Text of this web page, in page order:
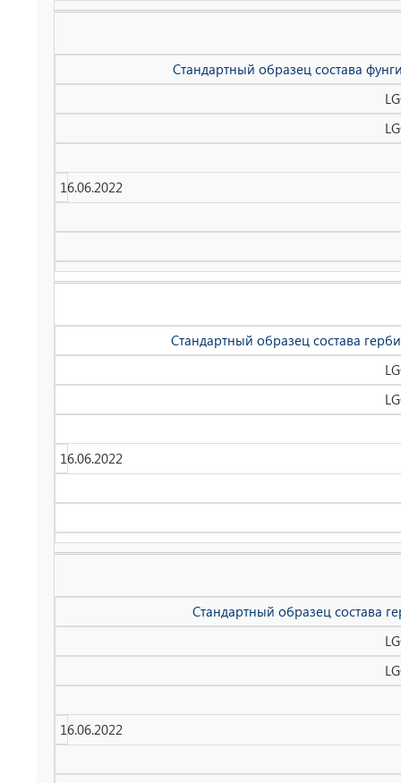
Стандартный образец состава
16.06.2022
Стандартный образец состава
16.06.2022
Стандартный образец состава
16.06.2022